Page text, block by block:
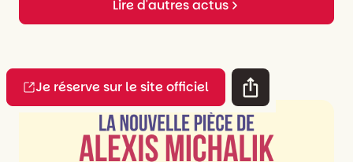
Lire d'autres actus
Je réserve sur le site officiel